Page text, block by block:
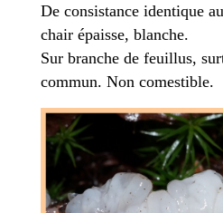
De consistance identique
chair épaisse, blanche.
Sur branche de feuillus,
commun. Non comestible.